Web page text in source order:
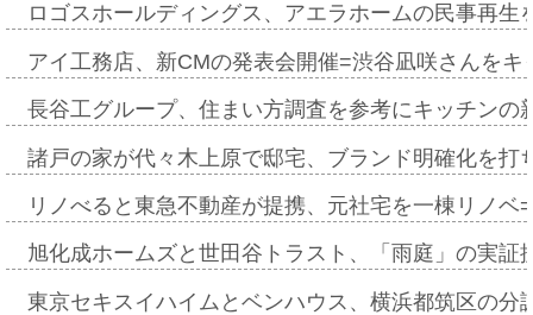
ロゴスホールディングス、アエラホームの民事再
アイ工務店、新CMの発表会開催=渋谷凪咲さんを
長谷工グループ、住まい方調査を参考にキッチン
諸戸の家が代々木上原で邸宅、ブランド明確化を
リノべると東急不動産が提携、元社宅を一棟リノ
旭化成ホームズと世田谷トラスト、「雨庭」の実
東京セキスイハイムとベンハウス、横浜都筑区の